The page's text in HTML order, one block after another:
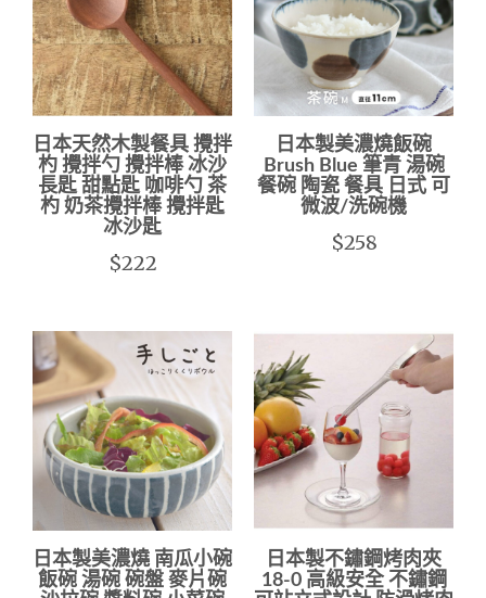
日本天然木製餐具 攪拌
杓 攪拌勺 攪拌棒 冰沙
長匙 甜點匙 咖啡勺 茶
杓 奶茶攪拌棒 攪拌匙
冰沙匙
$222
日本製美濃燒飯碗
Brush Blue 筆青 湯碗
餐碗 陶瓷 餐具 日式 可
微波/洗碗機
$258
日本製美濃燒 南瓜小碗
飯碗 湯碗 碗盤 麥片碗
日本製不鏽鋼烤肉夾
18-0 高級安全 不鏽鋼